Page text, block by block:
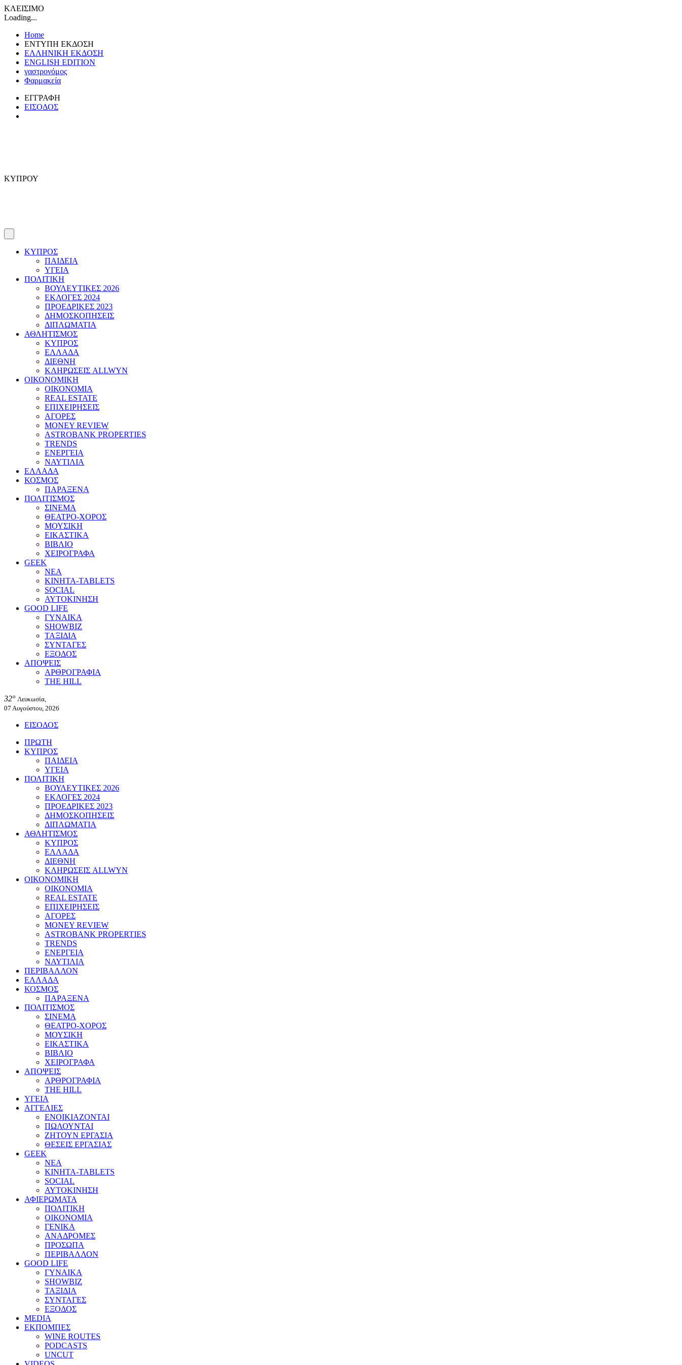
ΚΛΕΙΣΙΜΟ
Loading...
Home
ΕΝΤΥΠΗ ΕΚΔΟΣΗ
ΕΛΛΗΝΙΚΗ ΕΚΔΟΣΗ
ENGLISH EDITION
γαστρονόμος
Φαρμακεία
ΕΓΓΡΑΦΗ
ΕΙΣΟΔΟΣ
ΚΥΠΡΟΥ
ΚΥΠΡΟΣ
ΠΑΙΔΕΙΑ
ΥΓΕΙΑ
ΠΟΛΙΤΙΚΗ
ΒΟΥΛΕΥΤΙΚΕΣ 2026
ΕΚΛΟΓΕΣ 2024
ΠΡΟΕΔΡΙΚΕΣ 2023
ΔΗΜΟΣΚΟΠΗΣΕΙΣ
ΔΙΠΛΩΜΑΤΙΑ
ΑΘΛΗΤΙΣΜΟΣ
ΚΥΠΡΟΣ
ΕΛΛΑΔΑ
ΔΙΕΘΝΗ
ΚΛΗΡΩΣΕΙΣ ALLWYN
ΟΙΚΟΝΟΜΙΚΗ
ΟΙΚΟΝΟΜΙΑ
REAL ESTATE
ΕΠΙΧΕΙΡΗΣΕΙΣ
ΑΓΟΡΕΣ
MONEY REVIEW
ASTROBANK PROPERTIES
TRENDS
ΕΝΕΡΓΕΙΑ
ΝΑΥΤΙΛΙΑ
ΕΛΛΑΔΑ
ΚΟΣΜΟΣ
ΠΑΡΑΞΕΝΑ
ΠΟΛΙΤΙΣΜΟΣ
ΣΙΝΕΜΑ
ΘΕΑΤΡΟ-ΧΟΡΟΣ
ΜΟΥΣΙΚΗ
ΕΙΚΑΣΤΙΚΑ
ΒΙΒΛΙΟ
ΧΕΙΡΟΓΡΑΦΑ
GEEK
ΝΕΑ
ΚΙΝΗΤΑ-TABLETS
SOCIAL
ΑΥΤΟΚΙΝΗΣΗ
GOOD LIFE
ΓΥΝΑΙΚΑ
SHOWBIZ
ΤΑΞΙΔΙΑ
ΣΥΝΤΑΓΕΣ
ΕΞΟΔΟΣ
ΑΠΟΨΕΙΣ
ΑΡΘΡΟΓΡΑΦΙΑ
THE HILL
32° Λευκωσία,
07 Αυγούστου, 2026
ΕΙΣΟΔΟΣ
ΠΡΩΤΗ
ΚΥΠΡΟΣ
ΠΑΙΔΕΙΑ
ΥΓΕΙΑ
ΠΟΛΙΤΙΚΗ
ΒΟΥΛΕΥΤΙΚΕΣ 2026
ΕΚΛΟΓΕΣ 2024
ΠΡΟΕΔΡΙΚΕΣ 2023
ΔΗΜΟΣΚΟΠΗΣΕΙΣ
ΔΙΠΛΩΜΑΤΙΑ
ΑΘΛΗΤΙΣΜΟΣ
ΚΥΠΡΟΣ
ΕΛΛΑΔΑ
ΔΙΕΘΝΗ
ΚΛΗΡΩΣΕΙΣ ALLWYN
ΟΙΚΟΝΟΜΙΚΗ
ΟΙΚΟΝΟΜΙΑ
REAL ESTATE
ΕΠΙΧΕΙΡΗΣΕΙΣ
ΑΓΟΡΕΣ
MONEY REVIEW
ASTROBANK PROPERTIES
TRENDS
ΕΝΕΡΓΕΙΑ
ΝΑΥΤΙΛΙΑ
ΠΕΡΙΒΑΛΛΟΝ
ΕΛΛΑΔΑ
ΚΟΣΜΟΣ
ΠΑΡΑΞΕΝΑ
ΠΟΛΙΤΙΣΜΟΣ
ΣΙΝΕΜΑ
ΘΕΑΤΡΟ-ΧΟΡΟΣ
ΜΟΥΣΙΚΗ
ΕΙΚΑΣΤΙΚΑ
ΒΙΒΛΙΟ
ΧΕΙΡΟΓΡΑΦΑ
ΑΠΟΨΕΙΣ
ΑΡΘΡΟΓΡΑΦΙΑ
THE HILL
ΥΓΕΙΑ
ΑΓΓΕΛΙΕΣ
ΕΝΟΙΚΙΑΖΟΝΤΑΙ
ΠΩΛΟΥΝΤΑΙ
ΖΗΤΟΥΝ ΕΡΓΑΣΙΑ
ΘΕΣΕΙΣ ΕΡΓΑΣΙΑΣ
GEEK
ΝΕΑ
ΚΙΝΗΤΑ-TABLETS
SOCIAL
ΑΥΤΟΚΙΝΗΣΗ
ΑΦΙΕΡΩΜΑΤΑ
ΠΟΛΙΤΙΚΗ
ΟΙΚΟΝΟΜΙΑ
ΓΕΝΙΚΑ
ΑΝΑΔΡΟΜΕΣ
ΠΡΟΣΩΠΑ
ΠΕΡΙΒΑΛΛΟΝ
GOOD LIFE
ΓΥΝΑΙΚΑ
SHOWBIZ
ΤΑΞΙΔΙΑ
ΣΥΝΤΑΓΕΣ
ΕΞΟΔΟΣ
MEDIA
ΕΚΠΟΜΠΕΣ
WINE ROUTES
PODCASTS
UNCUT